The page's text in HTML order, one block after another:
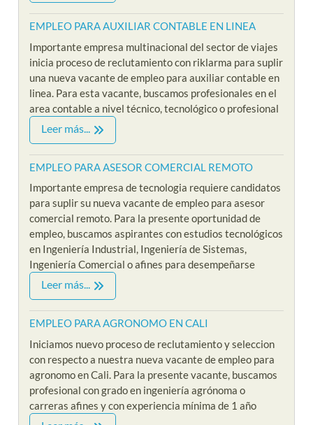
EMPLEO PARA AUXILIAR CONTABLE EN LINEA
Importante empresa multinacional del sector de viajes
inicia proceso de reclutamiento con riklarma para suplir
una nueva vacante de empleo para auxiliar contable en
linea. Para esta vacante, buscamos profesionales en el
area contable a nivel técnico, tecnológico o profesional
Leer más...
EMPLEO PARA ASESOR COMERCIAL REMOTO
Importante empresa de tecnologia requiere candidatos
para suplir su nueva vacante de empleo para asesor
comercial remoto. Para la presente oportunidad de
empleo, buscamos aspirantes con estudios tecnológicos
en Ingeniería Industrial, Ingeniería de Sistemas,
Ingeniería Comercial o afines para desempeñarse
Leer más...
EMPLEO PARA AGRONOMO EN CALI
Iniciamos nuevo proceso de reclutamiento y seleccion
con respecto a nuestra nueva vacante de empleo para
agronomo en Cali. Para la presente vacante, buscamos
profesional con grado en ingeniería agrónoma o
carreras afines y con experiencia mínima de 1 año